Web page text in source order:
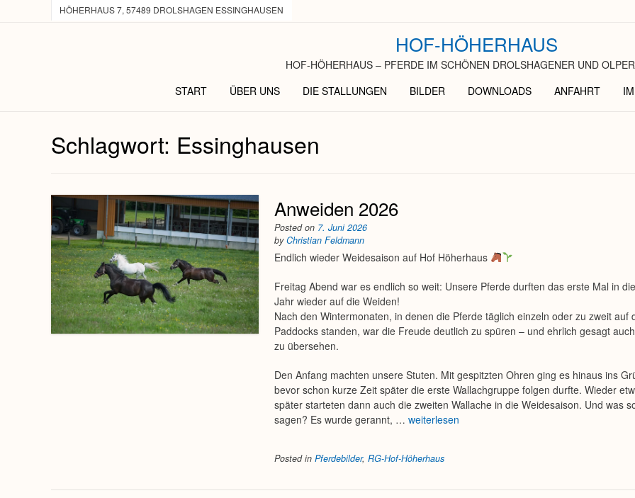
HÖHERHAUS 7, 57489 DROLSHAGEN ESSINGHAUSEN
HOF-HÖHERHAUS
HOF-HÖHERHAUS – PFERDE IM SCHÖNEN DROLSHAGENER UND
START
ÜBER UNS DIE STALLUNGEN BILDER DOWNLOADS ANFAHRT
Schlagwort: Essinghausen
Anweiden 2026
Posted on 7. Juni 2026
byChristian Feldmann
Endlich wieder Weidesaison auf Hof Höherhaus
Freitag Abend war es endlich so weit: Unsere Pferde durften das erste Mal in
Jahr wieder auf die Weiden!
Nach den Wintermonaten, in denen die Pferde täglich einzeln oder zu zweit auf
Paddocks standen, war die Freude deutlich zu spüren – und ehrlich gesagt
zu übersehen.
Den Anfang machten unsere Stuten. Mit gespitzten Ohren ging es hinaus ins
bevor schon kurze Zeit später die erste Wallachgruppe folgen durfte. Wieder
später starteten dann auch die zweiten Wallache in die Weidesaison. Und was
sagen? Es wurde gerannt, …weiterlesen
Posted inPferdebilder,RG-Hof-Höherhaus